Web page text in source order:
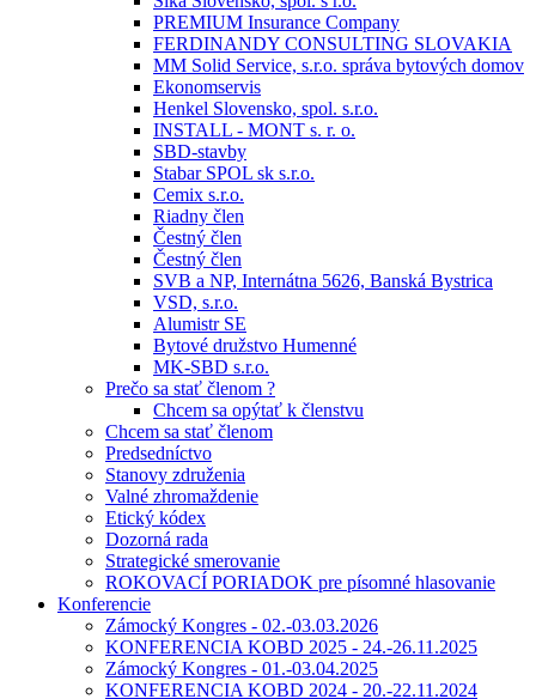
PREMIUM Insurance Company
FERDINANDY CONSULTING SLOVAKIA
MM Solid Service, s.r.o. správa bytových domov
Ekonomservis
Henkel Slovensko, spol. s.r.o.
INSTALL - MONT s. r. o.
SBD-stavby
Stabar SPOL sk s.r.o.
Cemix s.r.o.
Riadny člen
Čestný člen
Čestný člen
SVB a NP, Internátna 5626, Banská Bystrica
VSD, s.r.o.
Alumistr SE
Bytové družstvo Humenné
MK-SBD s.r.o.
Prečo sa stať členom ?
Chcem sa opýtať k členstvu
Chcem sa stať členom
Predsedníctvo
Stanovy združenia
Valné zhromaždenie
Etický kódex
Dozorná rada
Strategické smerovanie
ROKOVACÍ PORIADOK pre písomné hlasovanie
Konferencie
Zámocký Kongres - 02.-03.03.2026
KONFERENCIA KOBD 2025 - 24.-26.11.2025
Zámocký Kongres - 01.-03.04.2025
KONFERENCIA KOBD 2024 - 20.-22.11.2024